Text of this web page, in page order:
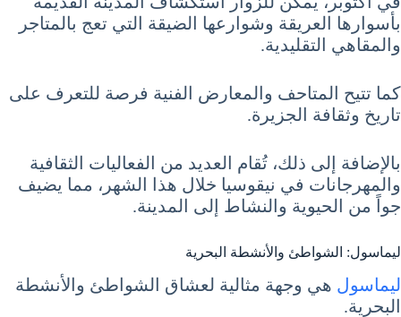
بأسوارها العريقة وشوارعها الضيقة التي تعج بالمتاجر
والمقاهي التقليدية.
كما تتيح المتاحف والمعارض الفنية فرصة للتعرف على
تاريخ وثقافة الجزيرة.
بالإضافة إلى ذلك، تُقام العديد من الفعاليات الثقافية
والمهرجانات في نيقوسيا خلال هذا الشهر، مما يضيف
جواً من الحيوية والنشاط إلى المدينة.
ليماسول: الشواطئ والأنشطة البحرية
ليماسول هي وجهة مثالية لعشاق الشواطئ والأنشطة
البحرية.